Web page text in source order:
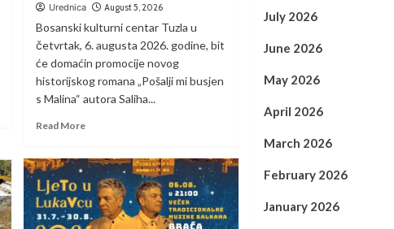
Urednica August 5, 2026
Bosanski kulturni centar Tuzla u
četvrtak, 6. augusta 2026. godine, bit
će domaćin promocije novog
historijskog romana „Pošalji mi busjen
s Malina“ autora Saliha...
Read More
July 2026
June 2026
May 2026
April 2026
March 2026
February 2026
January 2026